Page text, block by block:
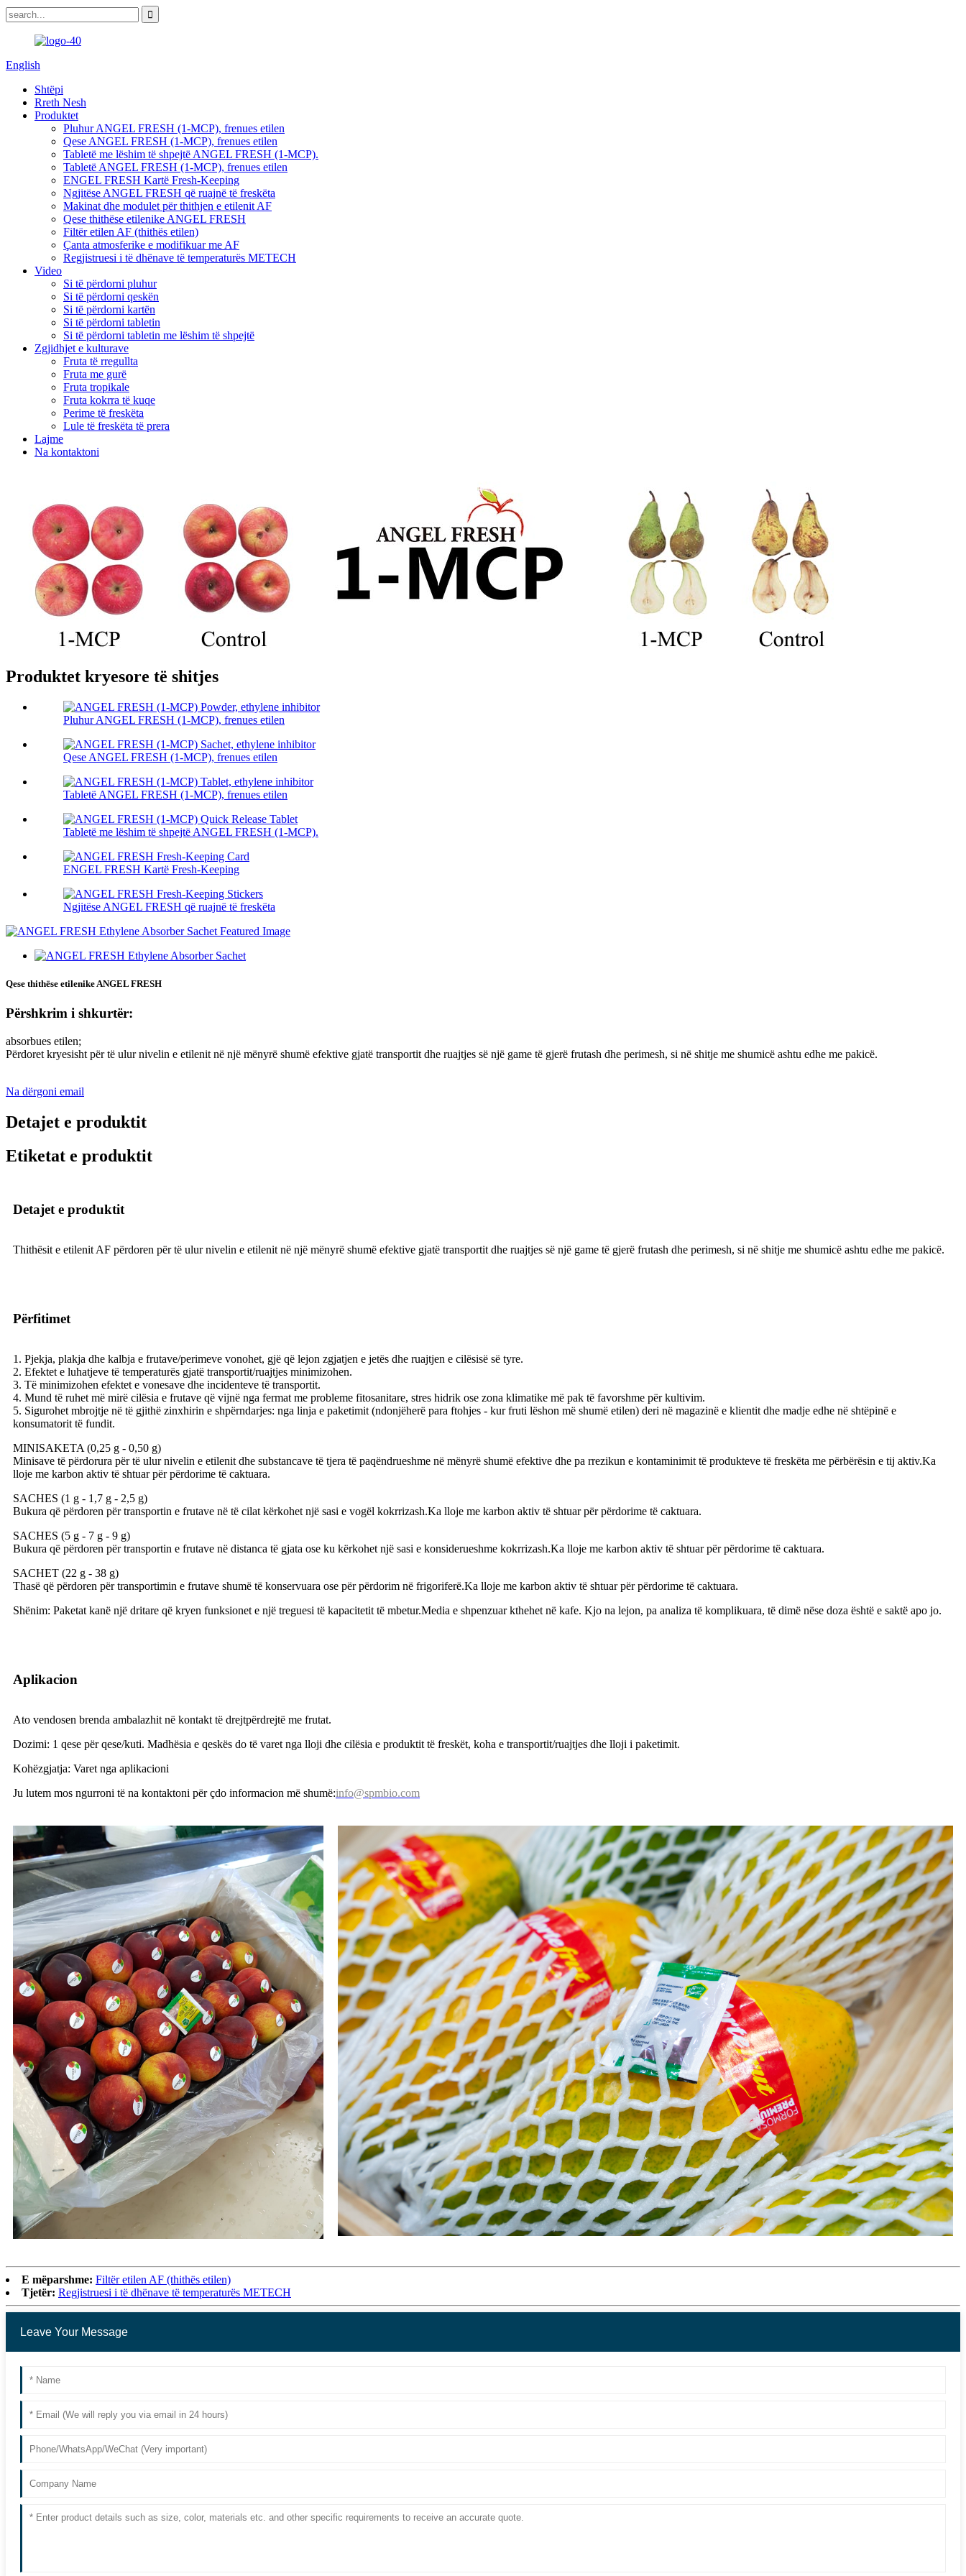
English
Shtëpi
Rreth Nesh
Produktet
Pluhur ANGEL FRESH (1-MCP), frenues etilen
Qese ANGEL FRESH (1-MCP), frenues etilen
Tabletë me lëshim të shpejtë ANGEL FRESH (1-MCP).
Tabletë ANGEL FRESH (1-MCP), frenues etilen
ENGEL FRESH Kartë Fresh-Keeping
Ngjitëse ANGEL FRESH që ruajnë të freskëta
Makinat dhe modulet për thithjen e etilenit AF
Qese thithëse etilenike ANGEL FRESH
Filtër etilen AF (thithës etilen)
Çanta atmosferike e modifikuar me AF
Regjistruesi i të dhënave të temperaturës METECH
Video
Si të përdorni pluhur
Si të përdorni qeskën
Si të përdorni kartën
Si të përdorni tabletin
Si të përdorni tabletin me lëshim të shpejtë
Zgjidhjet e kulturave
Fruta të rregullta
Fruta me gurë
Fruta tropikale
Fruta kokrra të kuqe
Perime të freskëta
Lule të freskëta të prera
Lajme
Na kontaktoni
Produktet kryesore të shitjes
Pluhur ANGEL FRESH (1-MCP), frenues etilen
Qese ANGEL FRESH (1-MCP), frenues etilen
Tabletë ANGEL FRESH (1-MCP), frenues etilen
Tabletë me lëshim të shpejtë ANGEL FRESH (1-MCP).
ENGEL FRESH Kartë Fresh-Keeping
Ngjitëse ANGEL FRESH që ruajnë të freskëta
Qese thithëse etilenike ANGEL FRESH
Përshkrim i shkurtër:
absorbues etilen;
Përdoret kryesisht për të ulur nivelin e etilenit në një mënyrë shumë efektive gjatë transportit dhe ruajtjes së një game të gjerë frutash dhe perimesh, si në shitje me shumicë ashtu edhe me pakicë.
Na dërgoni email
Detajet e produktit
Etiketat e produktit
Detajet e produktit
Thithësit e etilenit AF përdoren për të ulur nivelin e etilenit në një mënyrë shumë efektive gjatë transportit dhe ruajtjes së një game të gjerë frutash dhe perimesh, si në shitje me shumicë ashtu edhe me pakicë.
Përfitimet
1. Pjekja, plakja dhe kalbja e frutave/perimeve vonohet, gjë që lejon zgjatjen e jetës dhe ruajtjen e cilësisë së tyre.
2. Efektet e luhatjeve të temperaturës gjatë transportit/ruajtjes minimizohen.
3. Të minimizohen efektet e vonesave dhe incidenteve të transportit.
4. Mund të ruhet më mirë cilësia e frutave që vijnë nga fermat me probleme fitosanitare, stres hidrik ose zona klimatike më pak të favorshme për kultivim.
5. Sigurohet mbrojtje në të gjithë zinxhirin e shpërndarjes: nga linja e paketimit (ndonjëherë para ftohjes - kur fruti lëshon më shumë etilen) deri në magazinë e klientit dhe madje edhe në shtëpinë e
konsumatorit të fundit.
MINISAKETA (0,25 g - 0,50 g)
Minisave të përdorura për të ulur nivelin e etilenit dhe substancave të tjera të paqëndrueshme në mënyrë shumë efektive dhe pa rrezikun e kontaminimit të produkteve të freskëta me përbërësin e tij aktiv.Ka
lloje me karbon aktiv të shtuar për përdorime të caktuara.
SACHES (1 g - 1,7 g - 2,5 g)
Bukura që përdoren për transportin e frutave në të cilat kërkohet një sasi e vogël kokrrizash.Ka lloje me karbon aktiv të shtuar për përdorime të caktuara.
SACHES (5 g - 7 g - 9 g)
Bukura që përdoren për transportin e frutave në distanca të gjata ose ku kërkohet një sasi e konsiderueshme kokrrizash.Ka lloje me karbon aktiv të shtuar për përdorime të caktuara.
SACHET (22 g - 38 g)
Thasë që përdoren për transportimin e frutave shumë të konservuara ose për përdorim në frigoriferë.Ka lloje me karbon aktiv të shtuar për përdorime të caktuara.
Shënim: Paketat kanë një dritare që kryen funksionet e një treguesi të kapacitetit të mbetur.Media e shpenzuar kthehet në kafe. Kjo na lejon, pa analiza të komplikuara, të dimë nëse doza është e saktë apo jo.
Aplikacion
Ato vendosen brenda ambalazhit në kontakt të drejtpërdrejtë me frutat.
Dozimi: 1 qese për qese/kuti. Madhësia e qeskës do të varet nga lloji dhe cilësia e produktit të freskët, koha e transportit/ruajtjes dhe lloji i paketimit.
Kohëzgjatja: Varet nga aplikacioni
Ju lutem mos ngurroni të na kontaktoni për çdo informacion më shumë:info@spmbio.com
E mëparshme: Filtër etilen AF (thithës etilen)
Tjetër: Regjistruesi i të dhënave të temperaturës METECH